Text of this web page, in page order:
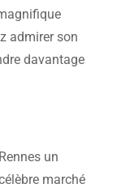
admirer son
davantage
un
marché